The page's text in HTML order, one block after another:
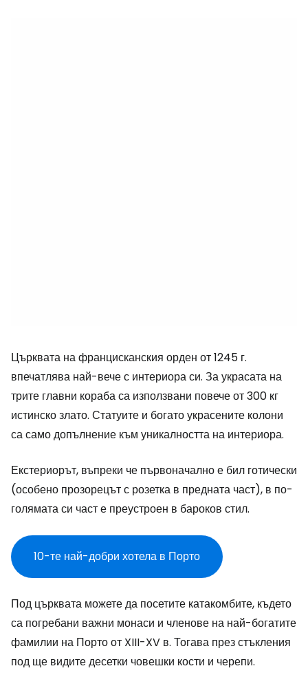
Църквата на францисканския орден от 1245 г.
впечатлява най-вече с интериора си. За украсата на
трите главни кораба са използвани повече от 300 кг
истинско злато. Статуите и богато украсените колони
са само допълнение към уникалността на интериора.
Екстериорът, въпреки че първоначално е бил готически
(особено прозорецът с розетка в предната част), в по-
голямата си част е преустроен в бароков стил.
10-те най-добри хотела в Порто
Под църквата можете да посетите катакомбите, където
са погребани важни монаси и членове на най-богатите
фамилии на Порто от XIII-XV в. Тогава през стъкления
под ще видите десетки човешки кости и черепи.